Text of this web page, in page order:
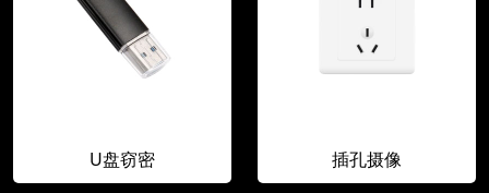
U盘窃密 插孔摄像